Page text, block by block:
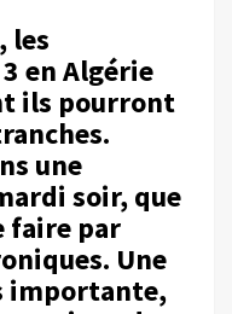
les
en Algérie
ils pourront
une
soir, que
faire par
. Une
importante,